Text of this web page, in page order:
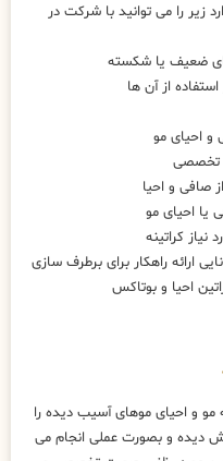
زیر را می توانید با شرکت در
و احیای موهای آسیب دیده را
دیده و بصورت عملی انجام می